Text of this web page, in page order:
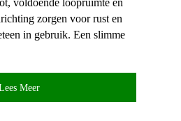
zorgen voor rust en
in gebruik.​ Een slimme
Meer